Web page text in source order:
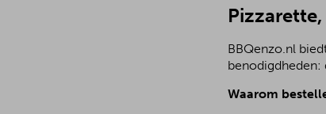
BBQenzo.nl
benodigdheden:
Waarom